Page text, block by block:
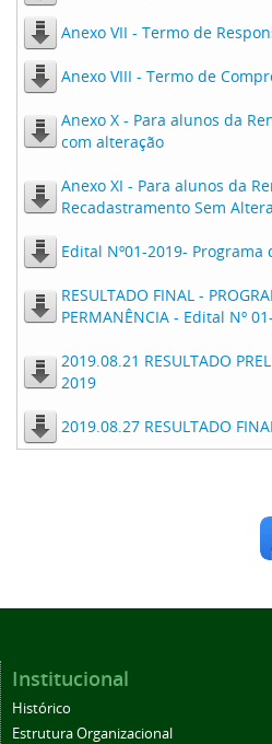
Anexo VII - Termo de
Anexo VIII - Termo de
Anexo X - Para alunos da
com alteração
Anexo XI - Para alunos da
Recadastramento Sem
Edital Nº01-2019-
RESULTADO FINAL -
PERMANÊNCIA - Edital Nº
2019.08.21 RESULTADO
2019
2019.08.27 RESULTADO
Institucional
Histórico
Estrutura Organizacional